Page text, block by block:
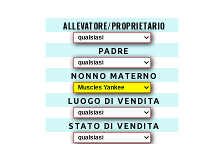
ALLEVATORE/PROPRIETARIO
PADRE
NONNO MATERNO
LUOGO DI VENDITA
STATO DI VENDITA